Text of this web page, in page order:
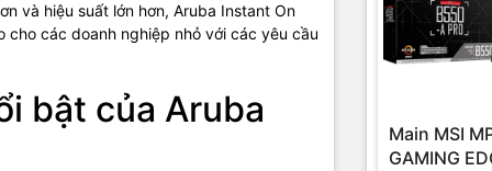
và hiệu suất lớn hơn, Aruba Instant On
cho các doanh nghiệp nhỏ với các yêu cầu
bật của Aruba
Main MSI
GAMING
số chi tiết Aruba Instant
(R4W02A)
Instant On AP25